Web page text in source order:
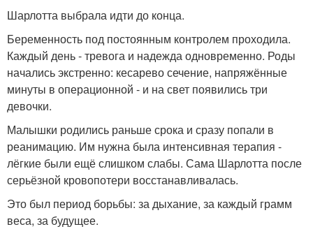
Шарлотта выбрала идти до конца.
Беременность под постоянным контролем проходила.
Каждый день - тревога и надежда одновременно. Роды
начались экстренно: кесарево сечение, напряжённые
минуты в операционной - и на свет появились три
девочки.
Малышки родились раньше срока и сразу попали в
реанимацию. Им нужна была интенсивная терапия -
лёгкие были ещё слишком слабы. Сама Шарлотта после
серьёзной кровопотери восстанавливалась.
Это был период борьбы: за дыхание, за каждый грамм
веса, за будущее.